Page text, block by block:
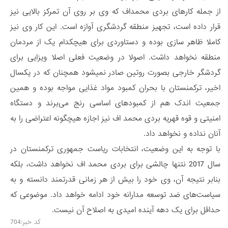
از جمله کارهای بردی محمداف که وی بر روی آن تمرکز بالایی نیز
قرار داده است، تجهیز منطقه گردشگری آوازه است. این کار وی نیز
کاملا ظاهر سازی بوده و دستاوردی برای هیچکدام یک از مردمان
منطقه نخواهد داشت. اصولا در وضعیت فعلی اصلا ویزایی برای
گردشگر خارجی بصورت روتین صادر نمیشود همچنان که در یکسال
اخیر، ترکمنستان با بحران کمبود مواد غذایی مواجه بوده و همین
جمعیت اندک هم از کمبودهای اساسی رنج می‌برند و دستگاه
امنیتی و قوه قهریه بردی محمد اف نیز اجازه هیچگونه اعتراضی را به
آنان نداده و نخواهد داد.
با توجه به این وضعیت، انتخابات ریاست جمهوری ترکمنستان در
سال 2017 نتنها چالشی برای بردی محمد اف نخواهد داشت، بلکه
بنابر نتیجه آن، وی خود را بیش از هر زمانی قدرتمند دانسته و به
سیاست‌های ضد توسعه مدارانه خود ادامه خواهد داد. موضوعی که
حداقل برای یک دهه آینده امیدی به اصلاح آن نیست.
کد خبر:704